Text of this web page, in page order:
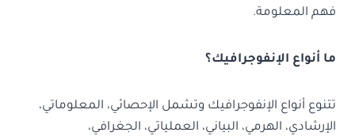
فهم المعلومة.
ما أنواع الإنفوجرافيك؟
تتنوع أنواع الإنفوجرافيك وتشمل الإحصائي، المعلوماتي،
الإرشادي، الهرمي، البياني، العملياتي، الجغرافي،